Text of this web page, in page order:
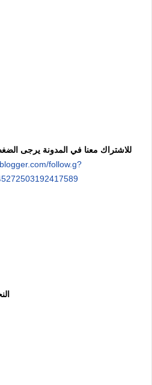
للاشتراك معنا في المدونة يرجى
follow.g?